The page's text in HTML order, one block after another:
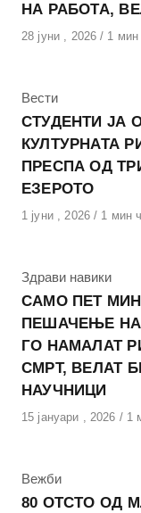
НА РАБОТА,
Објавено
28 јуни , 2026 1
КАтегорија
Вести
СТУДЕНТИ ЈА
КУЛТУРНАТА
ПРЕСПА ОД
ЕЗЕРОТО
Објавено
1 јуни , 2026 1 мин
КАтегорија
Здрави навики
САМО ПЕТ
ПЕШАЧЕЊЕ
ГО НАМАЛАТ
СМРТ, ВЕЛАТ
НАУЧНИЦИ
Објавено
15 јануари , 2026 1
КАтегорија
Вежби
80 ОТСТО ОД